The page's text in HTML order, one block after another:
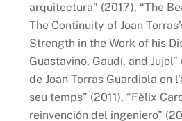
arquitectura” (2017), “The
The Continuity of Joan
Strength in the Work of his
Guastavino, Gaudí, and
de Joan Torras Guardiola en
seu temps” (2011), “Fèlix
reinvención del ingeniero”